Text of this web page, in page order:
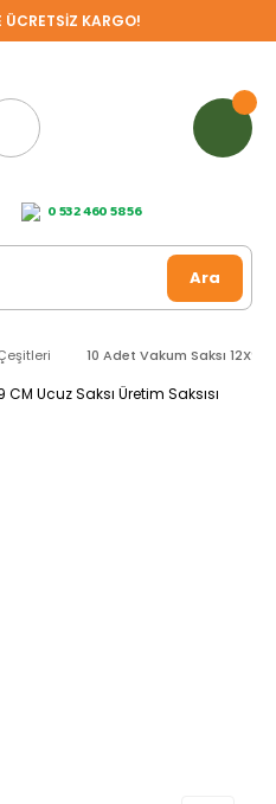
ÜCRETSİZ KARGO!
0 532 460 58 56
Ara
10 Adet Vakum Saksı 12X9